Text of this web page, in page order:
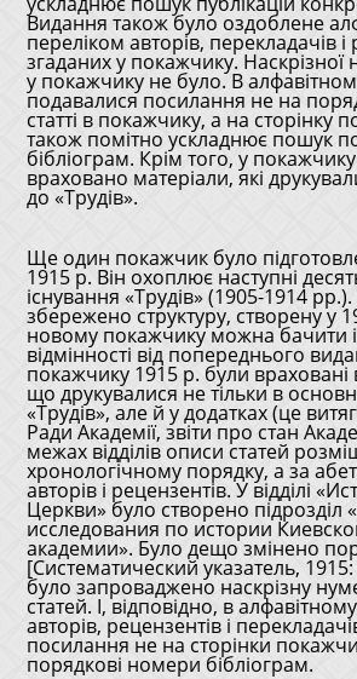
Видання також було оздоблене
переліком авторів, перекладачів і
згаданих у покажчику. Наскрізної
у покажчику не було. В
подавалися посилання не на
статті в покажчику, а на сторінку
також помітно ускладнює пошук
бібліограм. Крім того, у
враховано матеріали, які
до «Трудів».
Ще один покажчик було
1915 р. Він охоплює наступні
існування «Трудів» (1905-1914
збережено структуру, створену у
новому покажчику можна бачити і
відмінності від попереднього
покажчику 1915 р. були враховані
що друкувалися не тільки в
«Трудів», але й у додатках (це
Ради Академії, звіти про стан
межах відділів описи статей
хронологічному порядку, а за
авторів і рецензентів. У відділі
Церкви» було створено підрозділ
исследования по истории
академии». Було дещо змінено
[Систематический указатель, 1915:
було запроваджено наскрізну
статей. І, відповідно, в
авторів, рецензентів і
посилання не на сторінки
порядкові номери бібліограм.